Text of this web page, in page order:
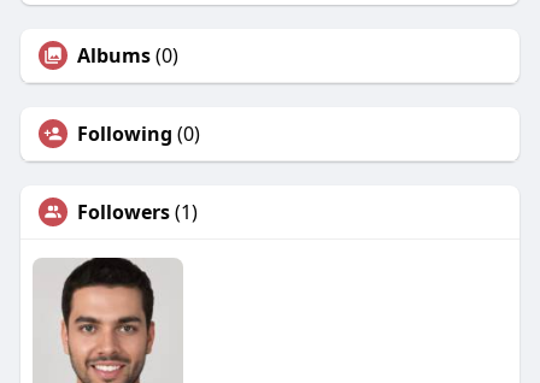
Albums(0)
Following (0)
Followers(1)